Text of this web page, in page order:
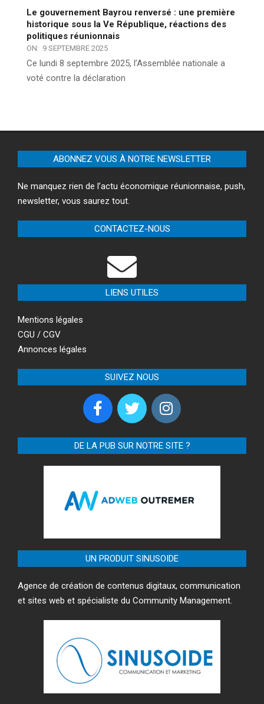
Le gouvernement Bayrou renversé : une première
historique sous la Ve République, réactions des
politiques réunionnais
ON: 9 SEPTEMBRE 2025
Ce lundi 8 septembre 2025, l’Assemblée nationale a
voté contre la déclaration
ABONNEZ VOUS À NOTRE NEWSLETTER
Ne manquez rien de l’actu économique réunionnaise, push,
newsletter, vous saurez tout.
CONTACTEZ-NOUS
LIENS UTILES
Mentions légales
CGU / CGV
Annonces légales
SUIVEZ NOUS
DE LA PUB SUR NOTRE SITE ?
UN PRODUIT SINUSOIDE
Agence de création de contenus digitaux, communication
et sites web et spécialiste du Community Management.